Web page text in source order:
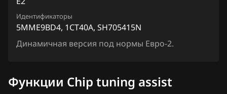
Chrysler
Citroen
Dacia
DAF
Siemens EMS 3155
Siemens SID 310
Lafesta
Liberty
Maxima
Murano
2MME4LGE7_1AY323_SH705415N
2MME4LGE7_1AY368_SH705415N
2MMEDU1D1_1AX010_SH705415N
Идентификаторы
5MME9BD4, 1CT40A, SH705415N
Динамичная версия под нормы Евро-2.
Функции Chip tuning assist